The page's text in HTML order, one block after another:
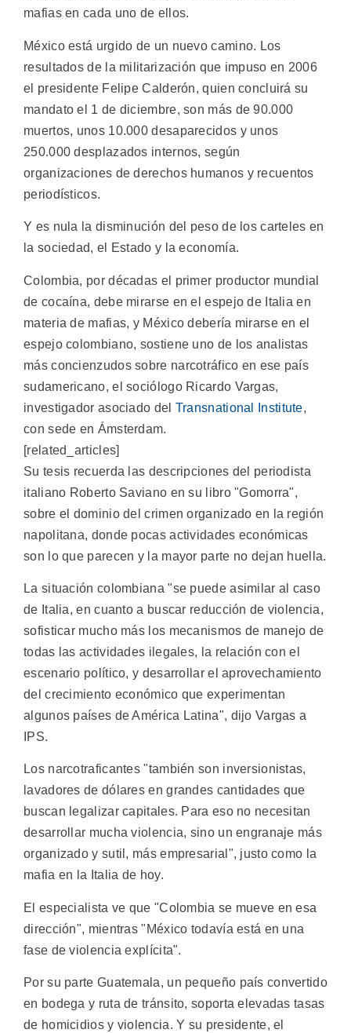
mafias en cada uno de ellos.
México está urgido de un nuevo camino. Los
resultados de la militarización que impuso en 2006
el presidente Felipe Calderón, quien concluirá su
mandato el 1 de diciembre, son más de 90.000
muertos, unos 10.000 desaparecidos y unos
250.000 desplazados internos, según
organizaciones de derechos humanos y recuentos
periodísticos.
Y es nula la disminución del peso de los carteles en
la sociedad, el Estado y la economía.
Colombia, por décadas el primer productor mundial
de cocaína, debe mirarse en el espejo de Italia en
materia de mafias, y México debería mirarse en el
espejo colombiano, sostiene uno de los analistas
más concienzudos sobre narcotráfico en ese país
sudamericano, el sociólogo Ricardo Vargas,
investigador asociado del Transnational Institute,
con sede en Ámsterdam.
[related_articles]
Su tesis recuerda las descripciones del periodista
italiano Roberto Saviano en su libro "Gomorra",
sobre el dominio del crimen organizado en la región
napolitana, donde pocas actividades económicas
son lo que parecen y la mayor parte no dejan huella.
La situación colombiana "se puede asimilar al caso
de Italia, en cuanto a buscar reducción de violencia,
sofisticar mucho más los mecanismos de manejo de
todas las actividades ilegales, la relación con el
escenario político, y desarrollar el aprovechamiento
del crecimiento económico que experimentan
algunos países de América Latina", dijo Vargas a
IPS.
Los narcotraficantes "también son inversionistas,
lavadores de dólares en grandes cantidades que
buscan legalizar capitales. Para eso no necesitan
desarrollar mucha violencia, sino un engranaje más
organizado y sutil, más empresarial", justo como la
mafia en la Italia de hoy.
El especialista ve que "Colombia se mueve en esa
dirección", mientras "México todavía está en una
fase de violencia explícita".
Por su parte Guatemala, un pequeño país convertido
en bodega y ruta de tránsito, soporta elevadas tasas
de homicidios y violencia. Y su presidente, el